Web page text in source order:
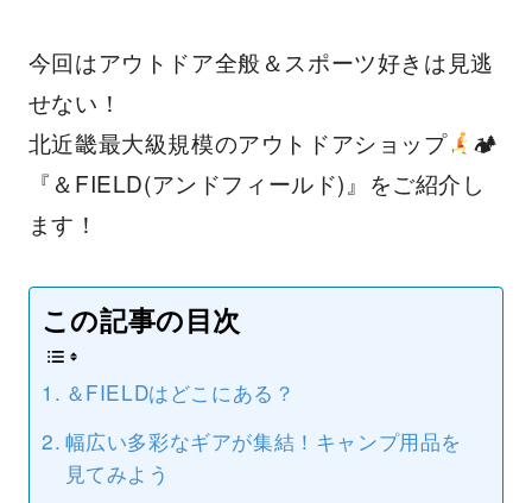
今回はアウトドア全般＆スポーツ好きは見逃
せない！
北近畿最大級規模のアウトドアショップ
🏕
『＆FIELD(アンドフィールド)』をご紹介し
ます！
この記事の目次
＆FIELDはどこにある？
幅広い多彩なギアが集結！キャンプ用品を
見てみよう